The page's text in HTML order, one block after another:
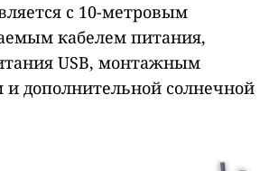
с 10-метровым
кабелем питания,
USB, монтажным
и дополнительной солнечной